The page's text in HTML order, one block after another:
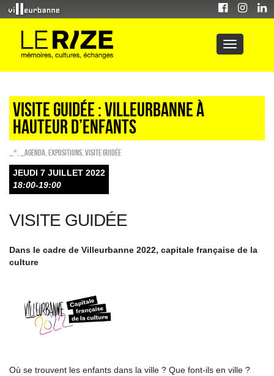
Visite guidée : Villeurbanne à
hauteur d’enfants
_* _Agenda EXPOSITIONS Visite guidée
JEUDI 7 JUILLET 2022
18:00-19:00
VISITE GUIDÉE
Dans le cadre de Villeurbanne 2022, capitale française de la
culture
Où se trouvent les enfants dans la ville ? Que font-ils en ville ?